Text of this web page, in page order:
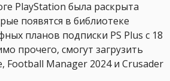
PlayStation была раскрыта
появятся в библиотеке
планов подписки PS Plus с 18
прочего, смогут загрузить
Football Manager 2024 и Crusader